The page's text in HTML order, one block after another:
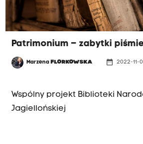
Patrimonium – zabytki
Marzena FLORKOWSKA date_range 2022-11-
Wspólny projekt Biblioteki
Jagiellońskiej